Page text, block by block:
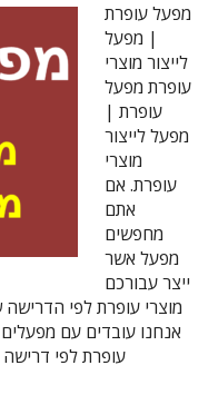
מפעל עופרת
| מפעל
לייצור מוצרי
עופרת מפעל
עופרת |
מפעל לייצור
מוצרי
עופרת. אם
אתם
מחפשים
מפעל אשר
ייצר עבורכם
מוצרי עופרת לפי
אנחנו עובדים עם מפעלים
עופרת לפי